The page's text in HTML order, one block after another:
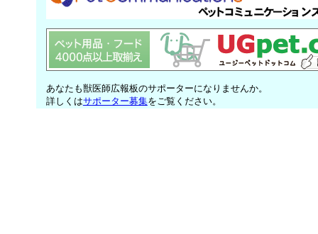
あなたも獣医師広報板のサポーターになりませんか。
詳しくはサポーター募集をご覧ください。